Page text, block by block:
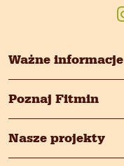
Ważne informacje
Poznaj Fitmin
Nasze projekty